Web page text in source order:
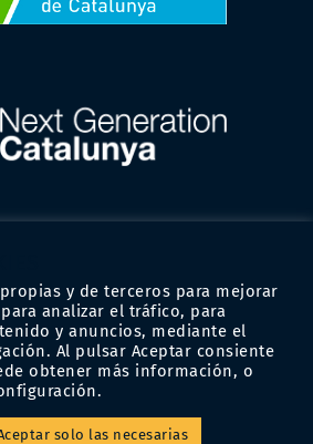
y de terceros para mejorar
analizar el tráfico, para
y anuncios, mediante el
Al pulsar Aceptar consiente
obtener más información, o
solo las necesarias